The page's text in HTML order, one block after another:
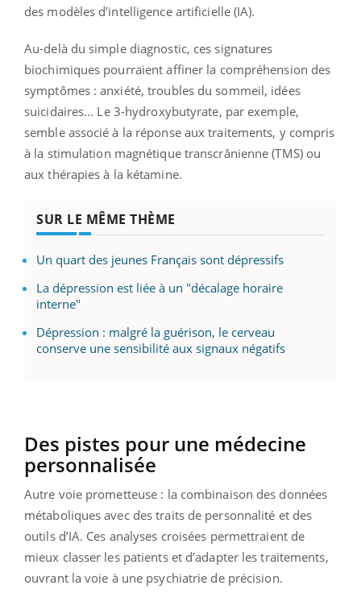
des modèles d’intelligence artificielle (IA).
Au-delà du simple diagnostic, ces signatures
biochimiques pourraient affiner la compréhension des
symptômes : anxiété, troubles du sommeil, idées
suicidaires... Le 3-hydroxybutyrate, par exemple,
semble associé à la réponse aux traitements, y compris
à la stimulation magnétique transcrânienne (TMS) ou
aux thérapies à la kétamine.
SUR LE MÊME THÈME
Un quart des jeunes Français sont dépressifs
La dépression est liée à un "décalage horaire
interne"
Dépression : malgré la guérison, le cerveau
conserve une sensibilité aux signaux négatifs
Des pistes pour une médecine
personnalisée
Autre voie prometteuse : la combinaison des données
métaboliques avec des traits de personnalité et des
outils d’IA. Ces analyses croisées permettraient de
mieux classer les patients et d’adapter les traitements,
ouvrant la voie à une psychiatrie de précision.